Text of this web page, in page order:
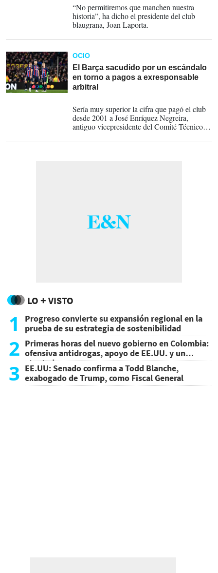
“No permitiremos que manchen nuestra
historia”, ha dicho el presidente del club
blaugrana, Joan Laporta.
OCIO
El Barça sacudido por un escándalo
en torno a pagos a exresponsable
arbitral
Sería muy superior la cifra que pagó el club
desde 2001 a José Enríquez Negreira,
antiguo vicepresidente del Comité Técnico
arbitrales.
LO + VISTO
1
Progreso convierte su expansión regional en la
prueba de su estrategia de sostenibilidad
2 Primeras horas del nuevo gobierno en Colombia:
ofensiva antidrogas, apoyo de EE.UU. y un
atentado
3 EE.UU: Senado confirma a Todd Blanche,
exabogado de Trump, como Fiscal General